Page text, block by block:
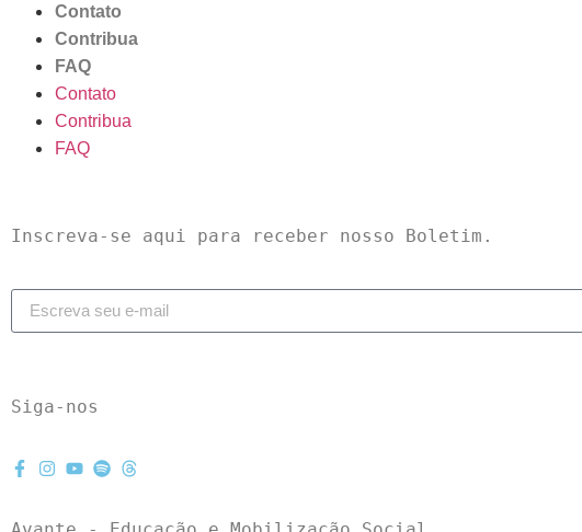
Contato
Contribua
FAQ
Contato
Contribua
FAQ
Inscreva-se aqui para receber nosso Boletim.
Siga-nos